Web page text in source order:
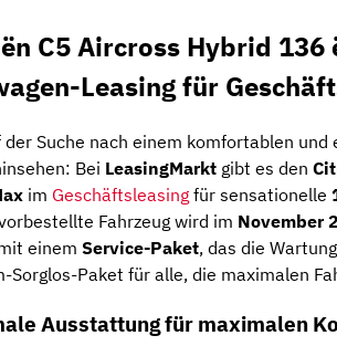
C5 Aircross Hybrid 136
Leasing für
der Suche nach einem komfortablen
Bei LeasingMarkt gibt es den
im Geschäftsleasing für sensationelle
Fahrzeug wird im November
einem Service-Paket, das die
Sorglos-Paket für alle, die maximalen
Ausstattung für maximalen